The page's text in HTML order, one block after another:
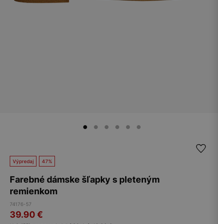
Výpredaj 47%
Farebné dámske šľapky s pleteným
remienkom
74176-57
39.90€